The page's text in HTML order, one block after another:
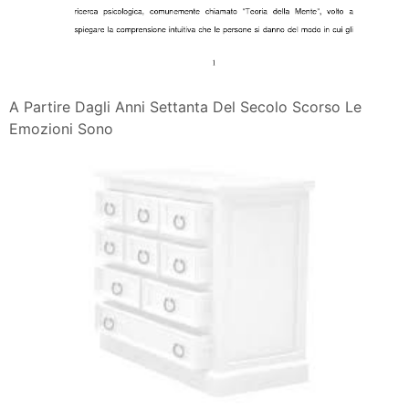
A Partire Dagli Anni Settanta Del Secolo Scorso Le
Emozioni Sono